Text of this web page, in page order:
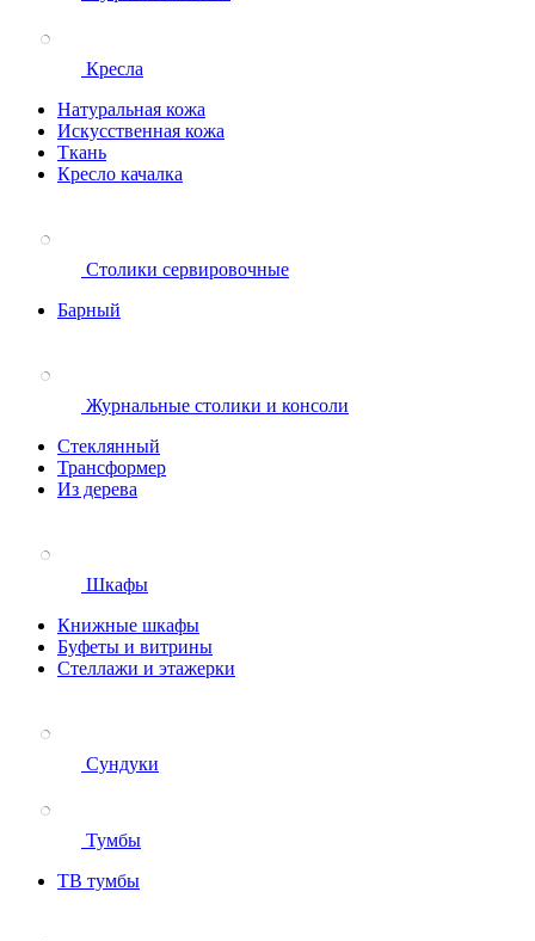
Кресла
Натуральная кожа
Искусственная кожа
Ткань
Кресло качалка
Столики сервировочные
Барный
Журнальные столики и консоли
Стеклянный
Трансформер
Из дерева
Шкафы
Книжные шкафы
Буфеты и витрины
Стеллажи и этажерки
Сундуки
Тумбы
ТВ тумбы